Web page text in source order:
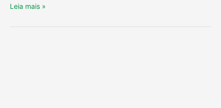
Leia mais »